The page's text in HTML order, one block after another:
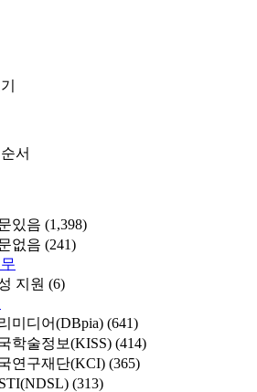
서
있음 (1,398)
없음 (241)
지원 (6)
미디어(DBpia) (641)
학술정보(KISS) (414)
연구재단(KCI) (365)
(313)